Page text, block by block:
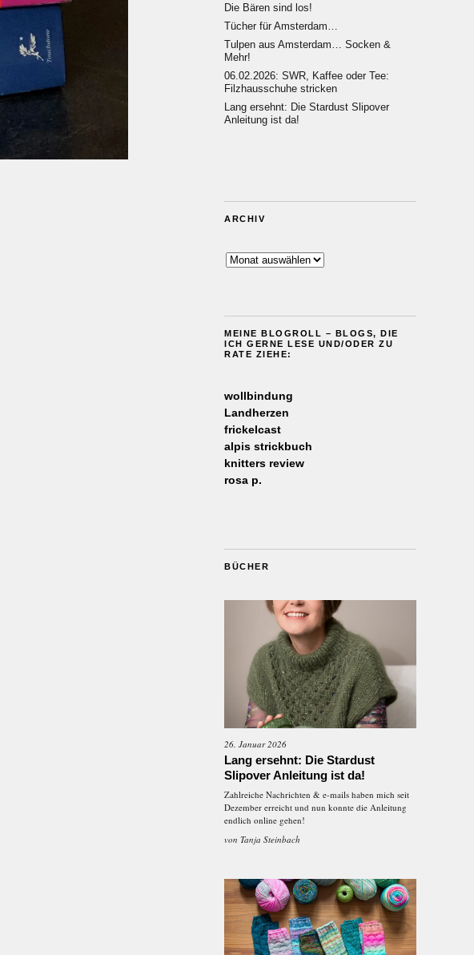
Die Bären sind los!
Tücher für Amsterdam…
Tulpen aus Amsterdam… Socken &
Mehr!
06.02.2026: SWR, Kaffee oder Tee:
Filzhausschuhe stricken
Lang ersehnt: Die Stardust Slipover
Anleitung ist da!
ARCHIV
Archiv
MEINE BLOGROLL – BLOGS, DIE
ICH GERNE LESE UND/ODER ZU
RATE ZIEHE:
wollbindung
Landherzen
frickelcast
alpis strickbuch
knitters review
rosa p.
BÜCHER
26. Januar 2026
Lang ersehnt: Die Stardust
Slipover Anleitung ist da!
Zahlreiche Nachrichten & e-mails haben mich seit
Dezember erreicht und nun konnte die Anleitung
endlich online gehen!
von Tanja Steinbach